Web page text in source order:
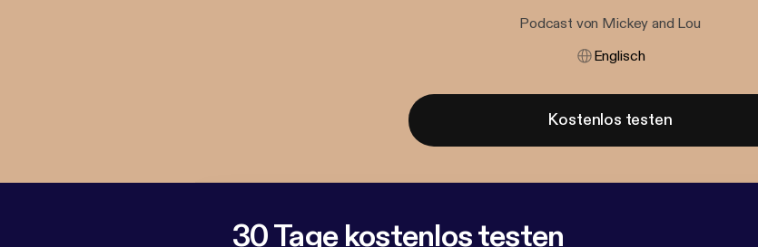
Podcast von Mickey and Lou
Englisch
Kostenlos testen
30 Tage kostenlos testen